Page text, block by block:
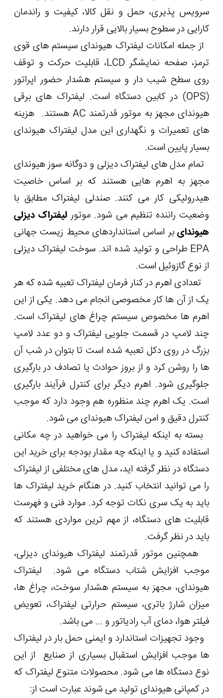
سرویس پذیری، حمل و نقل کالا، کیفیت و راندمان
کارایی در سطوح بسیار بالایی قرار دارند.
از جمله امکانات لیفتراک هیوندای سیستم های قوی
ترمز، صفحه نمایشگر LCD، قابلیت حرکت و توقف
روی سطح شیب دار و سیستم هشدار حضور اپراتور
(OPS) در کابین دستگاه است. لیفتراک های برقی
هیوندای مجهز به موتور قدرتمند AC هستند. هزینه
های تعمیرات و نگهداری این مدل لیفتراک هیوندای
بسیار پایین است.
تمام مدل های لیفتراک دیزلی و دوگانه سوز هیوندای
مجهز به اهرم هایی هستند که بر اساس خاصیت
هیدرولیکی کار می کنند. صندلی لیفتراک مطابق با
وضعیت راننده تنظیم می شود. موتورلیفتراک دیزلی
هیوندایبر اساس استانداردهای محیط زیست جهانی
EPA طراحی و تولید شده اند. سوخت لیفتراک دیزلی
از نوع گازوئیل است.
تعدادی اهرم در کنار فرمان لیفتراک تعبیه شده که هر
یک از آن ها کار مخصوصی انجام می دهد. یکی از این
اهرم ها مخصوص سیستم چراغ های لیفتراک است.
چند لامپ در قسمت جلویی لیفتراک و دو عدد لامپ
بزرگ در روی دکل تعبیه شده است تا بتوان در شب آن
ها را روشن کرد و از بروز حوادث یا تصادف در بارگیری
جلوگیری شود. اهرم دیگر برای کنترل فرآیند بارگیری
است. یک اهرم چند منظوره هم وجود دارد که موجب
کنترل دقیق و امن لیفتراک هیوندای می شود.
بسته به اینکه لیفتراک را می خواهید در چه مکانی
استفاده کنید و یا اینکه چه مقدار بودجه برای خرید این
دستگاه در نظر گرفته اید، مدل های مختلفی از لیفتراک
را می توانید انتخاب کنید. در هنگام خرید لیفتراک ها
باید به یک سری نکات توجه کرد. موارد فنی و فهرست
قابلیت های دستگاه، از مهم ترین مواردی هستند که
باید در نظر گرفت.
همچنین موتور قدرتمند لیفتراک هیوندای دیزلی،
موجب افزایش شتاب دستگاه می شود. لیفتراک
هیوندای، مجهز به سیستم هشدار سوخت، چراغ ها،
میزان شارژ باتری، سیستم حرارتی لیفتراک، تعویض
فیلتر هوا، دمای آب رادیاتور و ... می باشد.
وجود تجهیزات استاندارد و ایمنی حمل بار در لیفتراک
ها موجب افزایش استقبال بسیاری از صنایع از این
نوع دستگاه ها می شود. محصولات متنوع لیفتراک که
در کمپانی هیوندای تولید می شوند عبارت است از: